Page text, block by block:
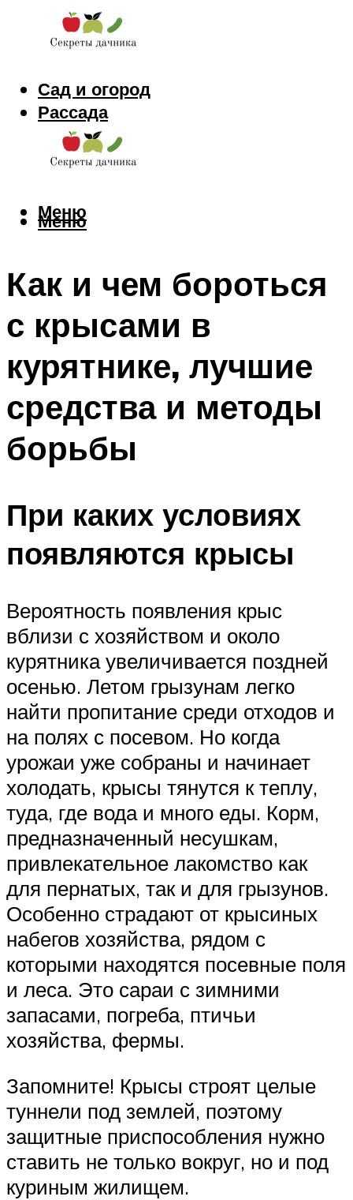
Сад и огород
Рассада
Цветы
Заготовки
Меню
Меню
Как и чем бороться
с крысами в
курятнике, лучшие
средства и методы
борьбы
При каких условиях
появляются крысы
Вероятность появления крыс
вблизи с хозяйством и около
курятника увеличивается поздней
осенью. Летом грызунам легко
найти пропитание среди отходов и
на полях с посевом. Но когда
урожаи уже собраны и начинает
холодать, крысы тянутся к теплу,
туда, где вода и много еды. Корм,
предназначенный несушкам,
привлекательное лакомство как
для пернатых, так и для грызунов.
Особенно страдают от крысиных
набегов хозяйства, рядом с
которыми находятся посевные поля
и леса. Это сараи с зимними
запасами, погреба, птичьи
хозяйства, фермы.
Запомните! Крысы строят целые
туннели под землей, поэтому
защитные приспособления нужно
ставить не только вокруг, но и под
куриным жилищем.